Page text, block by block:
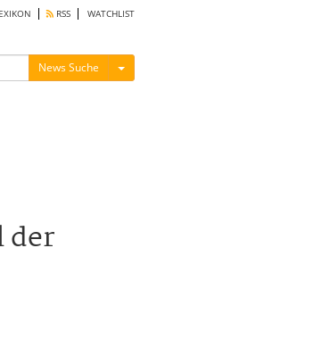
RSS WATCHLIST
News Suche Menü ein-/ausblenden
der